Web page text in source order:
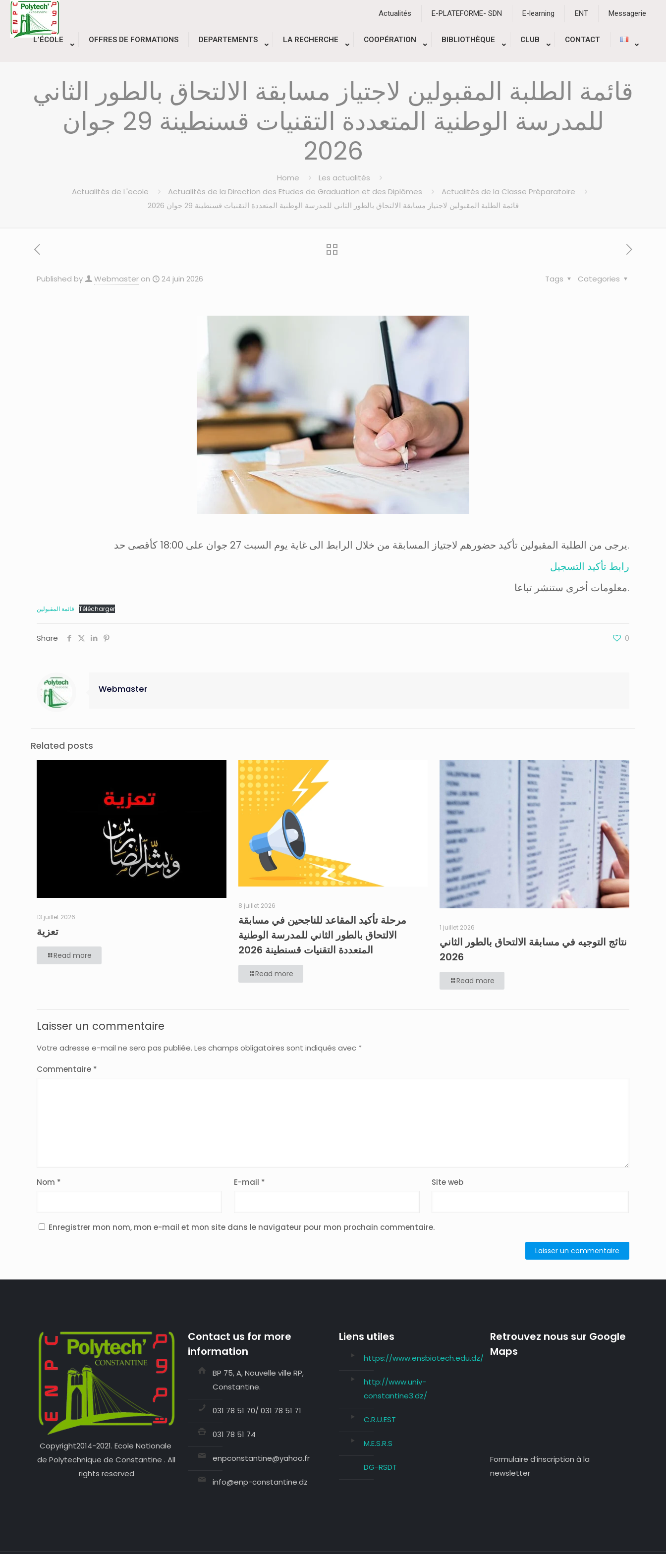
Actualités E-PLATEFORME- SDN E-learning ENT Messagerie
L’ÉCOLE OFFRES DE FORMATIONS DEPARTEMENTS LA RECHERCHE COOPÉRATION BIBLIOTHÈQUE CLUB CONTACT
قائمة الطلبة المقبولين لاجتياز مسابقة الالتحاق بالطور الثاني
للمدرسة الوطنية المتعددة التقنيات قسنطينة 29 جوان
2026
Home
Les actualités
Actualités de L'ecole
Actualités de la Direction des Etudes de Graduation et des Diplômes
Actualités de la Classe Préparatoire
قائمة الطلبة المقبولين لاجتياز مسابقة الالتحاق بالطور الثاني للمدرسة الوطنية المتعددة التقنيات قسنطينة 29 جوان 2026
Published by Webmaster on 24 juin 2026 Categories
Tags
يرجى من الطلبة المقبولين تأكيد حضورهم لاجتياز المسابقة من خلال الرابط الى غاية يوم السبت 27 جوان على 18:00 كأقصى حد.
رابط تأكيد التسجيل
معلومات أخرى ستنشر تباعا.
قائمة المقبولين Télécharger
Share 0
Webmaster
Related posts
13 juillet 2026
تعزية
Read more
8 juillet 2026
مرحلة تأكيد المقاعد للناجحين في مسابقة
الالتحاق بالطور الثاني للمدرسة الوطنية
المتعددة التقنيات قسنطينة 2026
Read more
1 juillet 2026
نتائج التوجيه في مسابقة الالتحاق بالطور الثاني
2026
Read more
Laisser un commentaire
Votre adresse e-mail ne sera pas publiée. Les champs obligatoires sont indiqués avec *
Commentaire *
Nom * E-mail * Site web
Enregistrer mon nom, mon e-mail et mon site dans le navigateur pour mon prochain commentaire.
Copyright2014-2021. Ecole Nationale
de Polytechnique de Constantine . All
rights reserved
Contact us for more
information
BP 75, A, Nouvelle ville RP,
Constantine.
031 78 51 70/ 031 78 51 71
031 78 51 74
enpconstantine@yahoo.fr
info@enp-constantine.dz
Liens utiles
https://www.ensbiotech.edu.dz/
http://www.univ-
constantine3.dz/
C.R.U.EST
M.E.S.R.S
DG-RSDT
Retrouvez nous sur Google
Maps
Formulaire d’inscription à la
newsletter